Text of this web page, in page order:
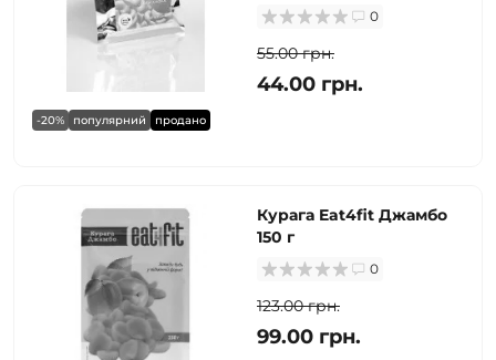
-20% популярний продано
0
55.00 грн.
44.00 грн.
Курага Eat4fit Джамбо
150 г
0
123.00 грн.
99.00 грн.